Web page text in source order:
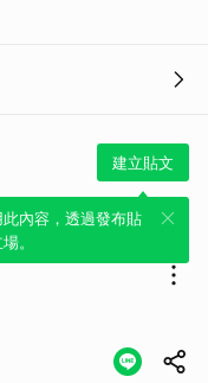
建立貼文
內容，透過發布貼
。